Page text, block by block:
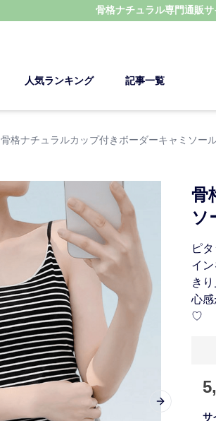
骨格ナチュラル専門通販サ
人気ランキング 記事一覧
骨格ナチュラルカップ付きボーダーキャミソー
Next slide
骨
ソ
ピ
イ
き
心
♡
サ